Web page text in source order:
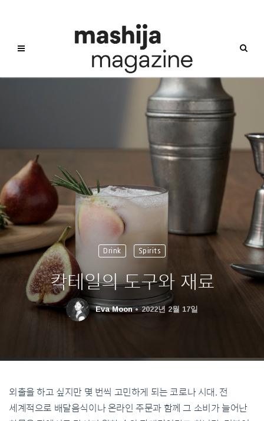
Drink Spirits
칵테일의 도구와 재료
Eva Moon 2022년 2월 17일
외출을 하고 싶지만 몇 번씩 고민하게 되는 코로나 시대. 전
세계적으로 배달음식이나 온라인 주문과 함께 그 소비가 늘어난